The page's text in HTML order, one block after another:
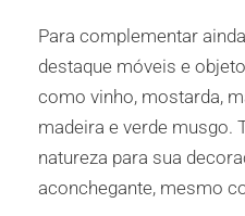
Para complementar
destaque móveis e
como vinho, mostarda,
madeira e verde musgo.
natureza para sua
aconchegante, mesmo